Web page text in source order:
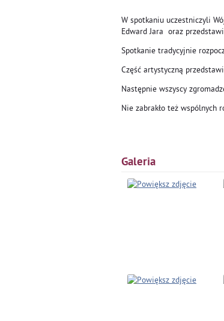
W spotkaniu uczestniczyli
Edward Jara oraz
Spotkanie tradycyjnie
Część artystyczną
Następnie wszyscy
Nie zabrakło też wspólnych
Galeria